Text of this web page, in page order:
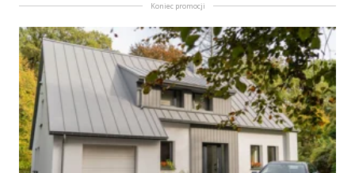
Koniec promocji